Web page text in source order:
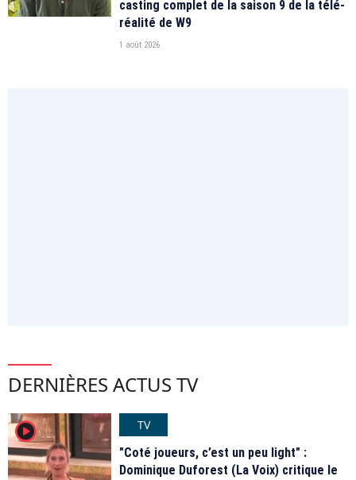
casting complet de la saison 9 de la télé-
réalité de W9
1 août 2026
DERNIÈRES ACTUS TV
player2
TV
"Coté joueurs, c’est un peu light" :
Dominique Duforest (La Voix) critique le